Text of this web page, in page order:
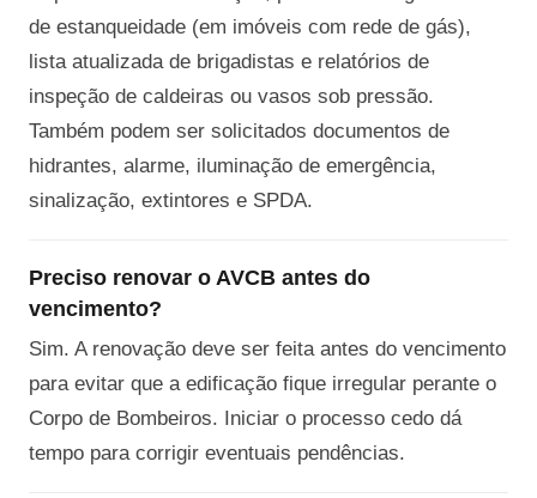
de estanqueidade (em imóveis com rede de gás),
lista atualizada de brigadistas e relatórios de
inspeção de caldeiras ou vasos sob pressão.
Também podem ser solicitados documentos de
hidrantes, alarme, iluminação de emergência,
sinalização, extintores e SPDA.
Preciso renovar o AVCB antes do
vencimento?
Sim. A renovação deve ser feita antes do vencimento
para evitar que a edificação fique irregular perante o
Corpo de Bombeiros. Iniciar o processo cedo dá
tempo para corrigir eventuais pendências.